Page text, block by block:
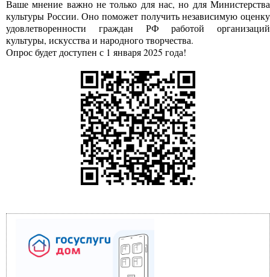
Ваше мнение важно не только для нас, но для Министерства
культуры России. Оно поможет получить независимую оценку
удовлетворенности граждан РФ работой организаций
культуры, искусства и народного творчества.
Опрос будет доступен с 1 января 2025 года!